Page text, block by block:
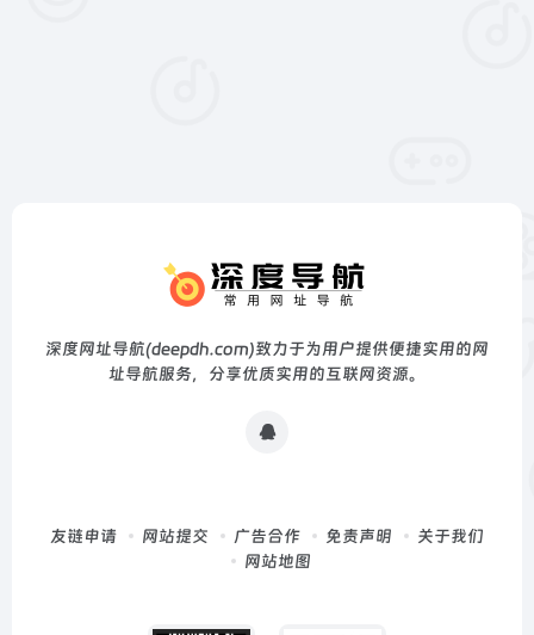
深度网址导航(deepdh.com)致力于为用户提供便捷实用的网
址导航服务，分享优质实用的互联网资源。
友链申请 网站提交 广告合作 免责声明
关于我们
网站地图